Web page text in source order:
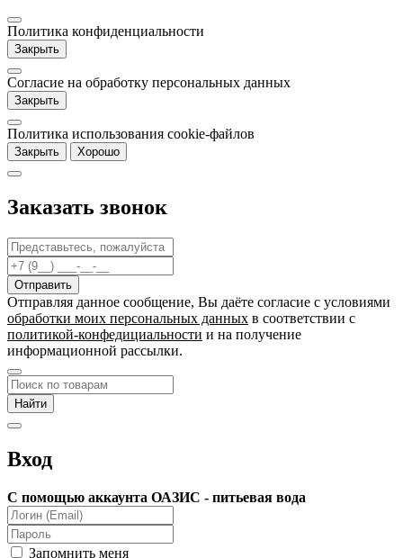
Политика конфиденциальности
Закрыть
Согласие на обработку персональных данных
Закрыть
Политика использования cookie-файлов
Закрыть Хорошо
Заказать звонок
Отправляя данное сообщение, Вы даёте согласие c условиями
обработки моих персональных данных в соответствии с
политикой-конфедициальности и на получение
информационной рассылки.
Вход
С помощью аккаунта ОАЗИС - питьевая вода
Запомнить меня